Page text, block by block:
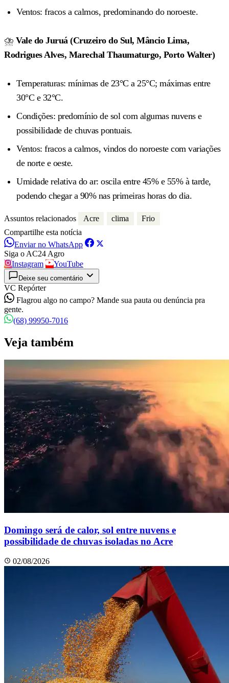
Ventos: fracos a calmos, predominando do noroeste.
⛈️ Vale do Juruá (Cruzeiro do Sul, Mâncio Lima,
Rodrigues Alves, Marechal Thaumaturgo, Porto Walter)
Temperaturas: mínimas de 23°C a 25°C; máximas entre
30°C e 32°C.
Condições: predomínio de sol com algumas nuvens e
possibilidade de chuvas pontuais.
Ventos: fracos a calmos, vindos do noroeste com variações
de norte e oeste.
Umidade relativa do ar: oscila entre 45% e 55% à tarde,
podendo chegar a 90% nas primeiras horas do dia.
Assuntos relacionados Acre clima
Frio
Compartilhe esta notícia
Enviar no WhatsApp
Siga o AC24 Agro
Instagram
YouTube
Deixe seu comentário
VC Repórter
Flagrou algo no campo? Mande sua pauta ou denúncia pra
gente.
(68) 99950-7016
Veja também
Domingo será de calor, sol entre nuvens e
possibilidade de chuvas isoladas no Acre
02/08/2026